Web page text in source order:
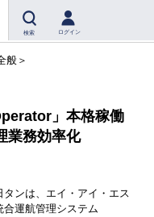
検索 ログイン
般＞
」本格稼働
業務効率化
ンは、エイ・アイ・エス
合運航管理システム